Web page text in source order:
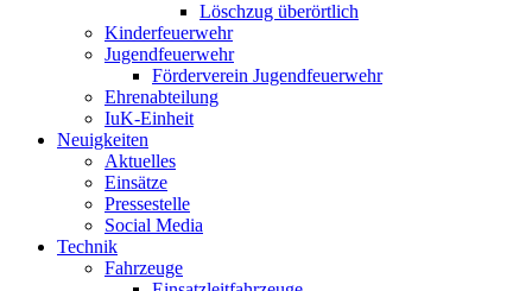
Löschzug überörtlich
Kinderfeuerwehr
Jugendfeuerwehr
Förderverein Jugendfeuerwehr
Ehrenabteilung
IuK-Einheit
Neuigkeiten
Aktuelles
Einsätze
Pressestelle
Social Media
Technik
Fahrzeuge